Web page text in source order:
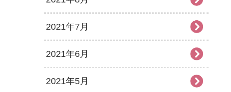
2021年7月
2021年6月
2021年5月